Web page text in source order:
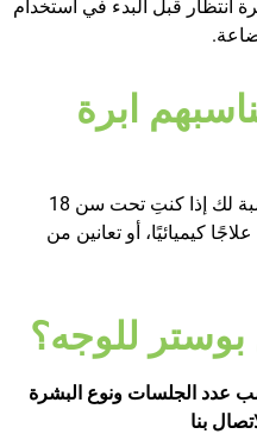
انتظار قبل البدء في استخدام
ابرة
مناسبة لك إذا كنتِ تحت سن 18
كيميائيًا، أو تعانين من
للوجه؟
عدد الجلسات ونوع البشرة
بنا